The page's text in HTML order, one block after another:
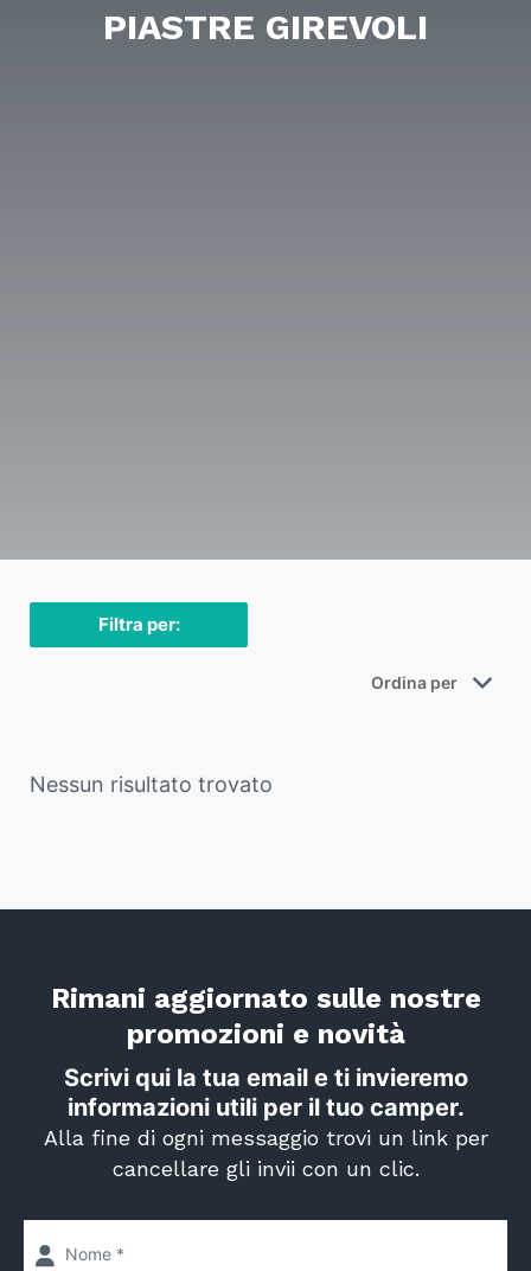
PIASTRE GIREVOLI
Filtra per:
Nessun risultato trovato
Rimani aggiornato sulle nostre
promozioni e novità
Scrivi qui la tua email e ti invieremo
informazioni utili per il tuo camper.
Alla fine di ogni messaggio trovi un link per
cancellare gli invii con un clic.